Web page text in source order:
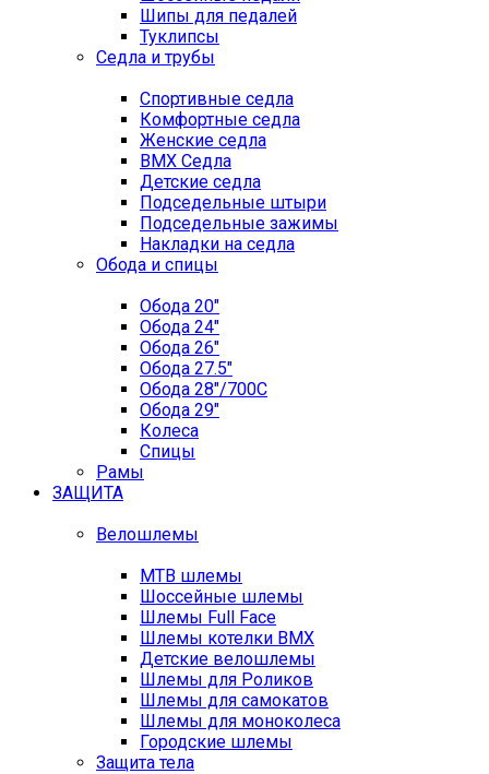
Шипы для педалей
Туклипсы
Седла и трубы
Спортивные седла
Комфортные седла
Женские седла
BMX Седла
Детские седла
Подседельные штыри
Подседельные зажимы
Накладки на седла
Обода и спицы
Обода 20"
Обода 24"
Обода 26"
Обода 27.5"
Обода 28"/700C
Обода 29"
Колеса
Спицы
Рамы
ЗАЩИТА
Велошлемы
MTB шлемы
Шоссейные шлемы
Шлемы Full Face
Шлемы котелки BMX
Детские велошлемы
Шлемы для Роликов
Шлемы для самокатов
Шлемы для моноколеса
Городские шлемы
Защита тела